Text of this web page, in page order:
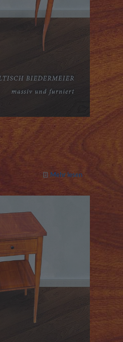
Mehr lesen